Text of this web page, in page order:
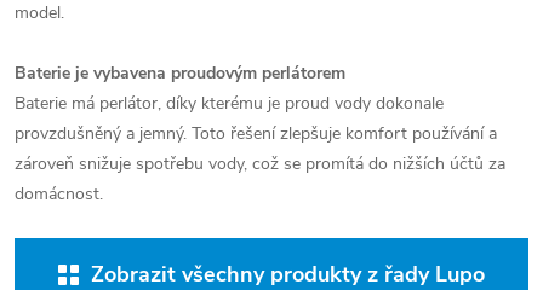
model.
Baterie je vybavena proudovým perlátorem
Baterie má perlátor, díky kterému je proud vody dokonale
provzdušněný a jemný. Toto řešení zlepšuje komfort používání a
zároveň snižuje spotřebu vody, což se promítá do nižších účtů za
domácnost.
Zobrazit všechny produkty z řady Lupo